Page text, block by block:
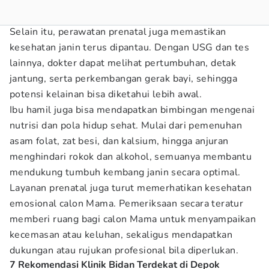
Selain itu, perawatan prenatal juga memastikan
kesehatan janin terus dipantau. Dengan USG dan tes
lainnya, dokter dapat melihat pertumbuhan, detak
jantung, serta perkembangan gerak bayi, sehingga
potensi kelainan bisa diketahui lebih awal.
Ibu hamil juga bisa mendapatkan bimbingan mengenai
nutrisi dan pola hidup sehat. Mulai dari pemenuhan
asam folat, zat besi, dan kalsium, hingga anjuran
menghindari rokok dan alkohol, semuanya membantu
mendukung tumbuh kembang janin secara optimal.
Layanan prenatal juga turut memerhatikan kesehatan
emosional calon Mama. Pemeriksaan secara teratur
memberi ruang bagi calon Mama untuk menyampaikan
kecemasan atau keluhan, sekaligus mendapatkan
dukungan atau rujukan profesional bila diperlukan.
7 Rekomendasi Klinik Bidan Terdekat di Depok